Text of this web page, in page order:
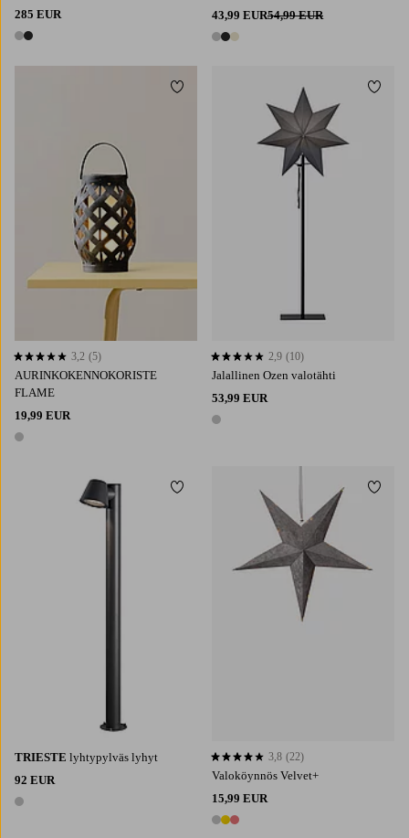
285 EUR
2 värejä
43,99 EUR54,99 EUR
3 värejä
AURINKOKENNOKORISTE
FLAME
19,99 EUR
1 väri
3,2 perustuen 5 arvosanaan
3,2 (5)
Lisää suosikkeihin
Jalallinen Ozen valotähti
53,99 EUR
1 väri
2,9 perustuen 10 arvosanaan
2,9 (10)
Lisää
TRIESTE lyhtypylväs lyhyt
92 EUR
1 väri
Lisää suosikkeihin
Valoköynnös Velvet+
15,99 EUR
3 värejä
3,8 perustuen 22 arvosanaan
3,8 (22)
Lisää